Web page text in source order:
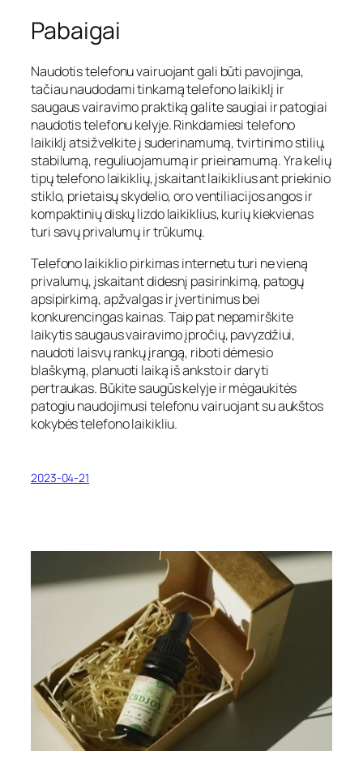
Pabaigai
Naudotis telefonu vairuojant gali būti pavojinga,
tačiau naudodami tinkamą telefono laikiklį ir
saugaus vairavimo praktiką galite saugiai ir patogiai
naudotis telefonu kelyje. Rinkdamiesi telefono
laikiklį atsižvelkite į suderinamumą, tvirtinimo stilių,
stabilumą, reguliuojamumą ir prieinamumą. Yra kelių
tipų telefono laikiklių, įskaitant laikiklius ant priekinio
stiklo, prietaisų skydelio, oro ventiliacijos angos ir
kompaktinių diskų lizdo laikiklius, kurių kiekvienas
turi savų privalumų ir trūkumų.
Telefono laikiklio pirkimas internetu turi ne vieną
privalumų, įskaitant didesnį pasirinkimą, patogų
apsipirkimą, apžvalgas ir įvertinimus bei
konkurencingas kainas. Taip pat nepamirškite
laikytis saugaus vairavimo įpročių, pavyzdžiui,
naudoti laisvų rankų įrangą, riboti dėmesio
blaškymą, planuoti laiką iš anksto ir daryti
pertraukas. Būkite saugūs kelyje ir mėgaukitės
patogiu naudojimusi telefonu vairuojant su aukštos
kokybės telefono laikikliu.
2023-04-21